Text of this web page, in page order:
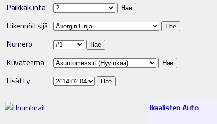
Paikkakunta
Liikennöitsijä
Numero
Kuvateema
Lisätty
Ikaalisten Auto